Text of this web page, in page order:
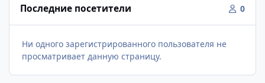
Последние посетители 0
Ни одного зарегистрированного пользователя не
просматривает данную страницу.